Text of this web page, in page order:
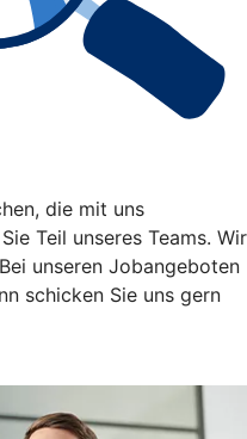
die mit uns
Teil unseres Teams. Wir
unseren Jobangeboten
schicken Sie uns gern